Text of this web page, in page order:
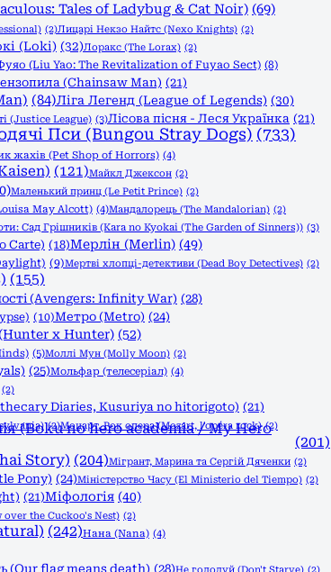
Tales of Ladybug & Cat Noir) (69)
(2)Лицарі Некзо Найтс (Nexo Knights) (2)
(Loki) (32)Лоракс (The Lorax) (2)
(Liu Yao: The Revitalization of Fuyao Sect) (8)
(Chainsaw Man) (21)
(84)Ліга Легенд (League of Legends) (30)
(Justice League) (3)Лісова пісня - Леся Українка (21)
Пси (Bungou Stray Dogs) (733)
жахів (Pet Shop of Horrors) (4)
(121)Майкл Джексон (2)
Маленький принц (Le Petit Prince) (2)
May Alcott) (4)Мандалорець (The Mandalorian) (2)
Сад Грішників (Kara no Kyokai (The Garden of Sinners)) (3)
Carte) (18)Мерлін (Merlin) (49)
(9)Мертві хлопці-детективи (Dead Boy Detectives) (2)
(155)
(Avengers: Infinity War) (28)
(10)Метро (Metro) (24)
x Hunter) (52)
(5)Моллі Мун (Molly Moon) (2)
(25)Мольфар (телесеріал) (4)
(2)
Diaries, Kusuriya no hitorigoto) (21)
(2)Моцарт. Рок опера (Mozart, l'opéra rock) (2)
(Boku no hero academia / My Hero
(201)
Story) (204)Мігрант, Марина та Сергій Дяченки (2)
Pony) (24)Міністерство Часу (El Ministerio del Tiempo) (2)
(21)Міфологія (40)
the Cuckoo's Nest) (2)
(242)Нана (Nana) (4)
(Our flag means death) (28)